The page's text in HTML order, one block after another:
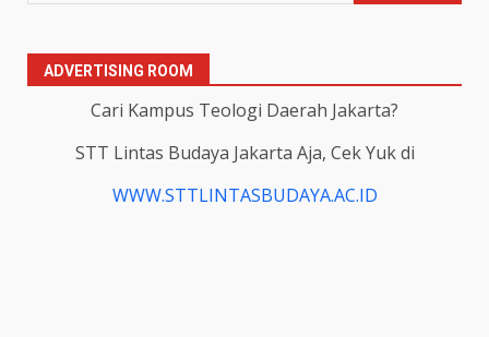
ADVERTISING ROOM
Cari Kampus Teologi Daerah Jakarta?
STT Lintas Budaya Jakarta Aja, Cek Yuk di
WWW.STTLINTASBUDAYA.AC.ID